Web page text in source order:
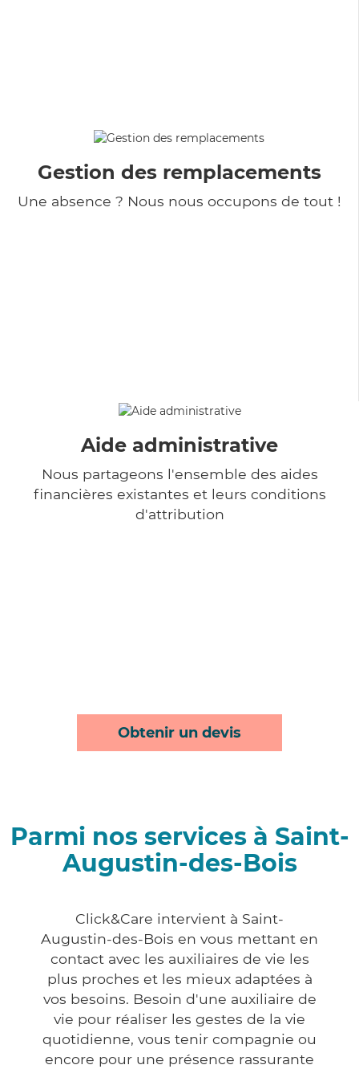
Gestion des remplacements
Une absence ? Nous nous occupons de tout !
Aide administrative
Nous partageons l'ensemble des aides
financières existantes et leurs conditions
d'attribution
Obtenir un devis
Parmi nos services à Saint-
Augustin-des-Bois
Click&Care intervient à Saint-
Augustin-des-Bois en vous mettant en
contact avec les auxiliaires de vie les
plus proches et les mieux adaptées à
vos besoins. Besoin d'une auxiliaire de
vie pour réaliser les gestes de la vie
quotidienne, vous tenir compagnie ou
encore pour une présence rassurante